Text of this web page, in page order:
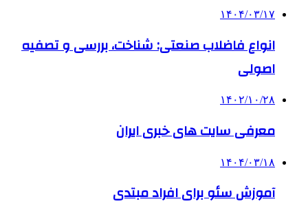
۱۴۰۴/۰۳/۱۷
انواع فاضلاب صنعتی: شناخت، بررسی و تصفیه
اصولی
۱۴۰۲/۱۰/۲۸
معرفی سایت های خبری ایران
۱۴۰۴/۰۳/۱۸
آموزش سئو برای افراد مبتدی